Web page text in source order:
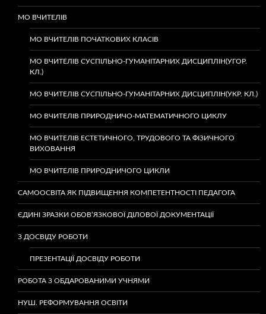
МО ВЧИТЕЛІВ
МО ВЧИТЕЛІВ ПОЧАТКОВИХ КЛАСІВ
МО ВЧИТЕЛІВ СУСПІЛЬНО-ГУМАНІТАРНИХ ДИСЦИПЛІН(УГОР.
КЛ.)
МО ВЧИТЕЛІВ СУСПІЛЬНО-ГУМАНІТАРНИХ ДИСЦИПЛІН(УКР. КЛ.)
МО ВЧИТЕЛІВ ПРИРОДНИЧО-МАТЕМАТИЧНОГО ЦИКЛУ
МО ВЧИТЕЛІВ ЕСТЕТИЧНОГО, ТРУДОВОГО ТА ФІЗИЧНОГО
ВИХОВАННЯ
МО ВЧИТЕЛІВ ПРИРОДНИЧОГО ЦИКЛИ
САМООСВІТА ЯК ПІДВИЩЕННЯ КОМПЕТЕНТНОСТІ ПЕДАГОГА
ЄДИНІ ЗРАЗКИ ОБОВ’ЯЗКОВОЇ ДІЛОВОЇ ДОКУМЕНТАЦІЇ
З ДОСВІДУ РОБОТИ
ПРЕЗЕНТАЦІЇ ДОСВІДУ РОБОТИ
РОБОТА З ОБДАРОВАНИМИ УЧНЯМИ
НУШ. РЕФОРМУВАННЯ ОСВІТИ